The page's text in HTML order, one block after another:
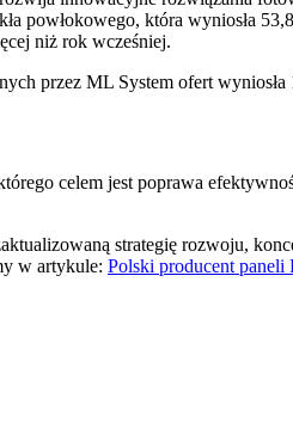
powłokowego, która wyniosła
niż rok wcześniej.
przez ML System ofert
celem jest poprawa
strategię rozwoju,
w artykule: Polski producent paneli